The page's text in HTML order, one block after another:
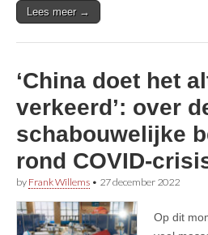
Lees meer →
‘China doet het
verkeerd’: over
schabouwelijke
rond COVID-
by Frank Willems • 27 december 2022
Op dit